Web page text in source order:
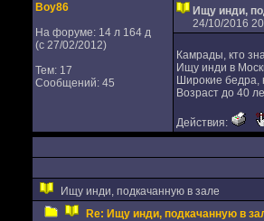
Boy86
На форуме: 14 л 164 д
(с 27/02/2012)
Тем: 17
Сообщений: 45
Ищу инди,
24/10/2016
Камрады, кто
Ищу инди в
Широкие бедра,
Возраст до 40
Действия:
Ищу инди, подкачанную в зале
Re: Ищу инди, подкачанную в